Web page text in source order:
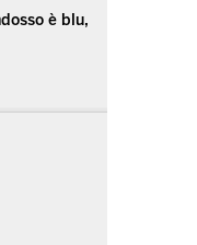
è blu,